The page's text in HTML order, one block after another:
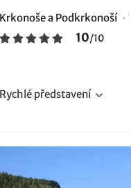
Krkonoše a Podkrkonoší
10/10
Rychlé představení